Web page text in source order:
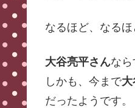
なるほど、なるほ
大谷亮平さんな
しかも、今まで大
だったようです。